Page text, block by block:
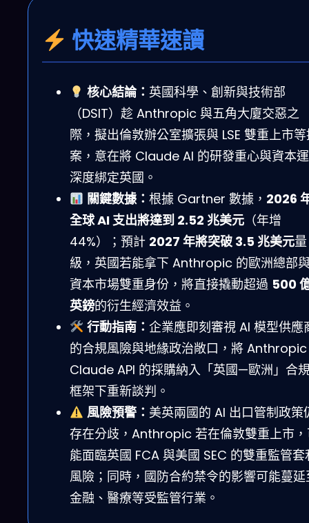
快速精華速讀
核心結論： 英國科學、創新與技術部
（DSIT）趁 Anthropic 與五角大廈交惡之
際，擬出倫敦辦公室擴張與 LSE 雙重上市
案，意在將 Claude AI 的研發重心與資本
深度綁定英國。
關鍵數據： 根據 Gartner 數據， 2026
全球 AI 支出將達到 2.52 兆美元 （年增
44%）；預計 2027 年將突破 3.5 兆美元量
級，英國若能拿下 Anthropic 的歐洲總部
資本市場雙重身份，將直接撬動超過 500
英鎊的衍生經濟效益。
行動指南： 企業應即刻審視 AI 模型供應
的合規風險與地緣政治敞口，將 Anthropic
Claude API 的採購納入「英國—歐洲」合
框架下重新談判。
風險預警： 美英兩國的 AI 出口管制政策
存在分歧，Anthropic 若在倫敦雙重上市
能面臨英國 FCA 與美國 SEC 的雙重監管套
風險；同時，國防合約禁令的影響可能蔓延
金融、醫療等受監管行業。